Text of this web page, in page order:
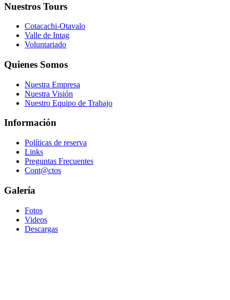
Nuestros Tours
Cotacachi-Otavalo
Valle de Intag
Voluntariado
Quienes Somos
Nuestra Empresa
Nuestra Visión
Nuestro Equipo de Trabajo
Información
Políticas de reserva
Links
Preguntas Frecuentes
Cont@ctos
Galería
Fotos
Videos
Descargas